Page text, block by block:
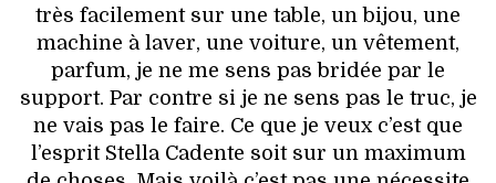
très facilement sur une table, un bijou, une
machine à laver, une voiture, un vêtement,
parfum, je ne me sens pas bridée par le
support. Par contre si je ne sens pas le truc, je
ne vais pas le faire. Ce que je veux c’est que
l’esprit Stella Cadente soit sur un maximum